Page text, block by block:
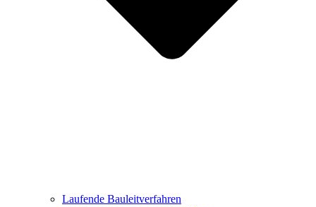
Laufende Bauleitverfahren